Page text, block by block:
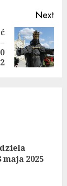
Next
2025